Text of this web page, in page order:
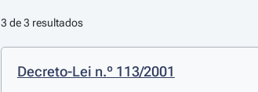
3 de 3 resultados
Decreto-Lei n.º 113/2001